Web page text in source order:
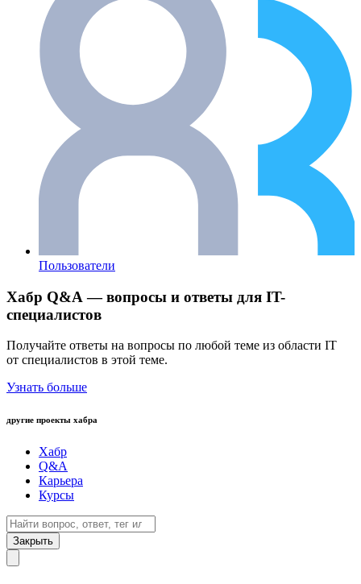
Пользователи
Хабр Q&A — вопросы и ответы для IT-
специалистов
Получайте ответы на вопросы по любой теме из области IT
от специалистов в этой теме.
Узнать больше
другие проекты хабра
Хабр
Q&A
Карьера
Курсы
Закрыть